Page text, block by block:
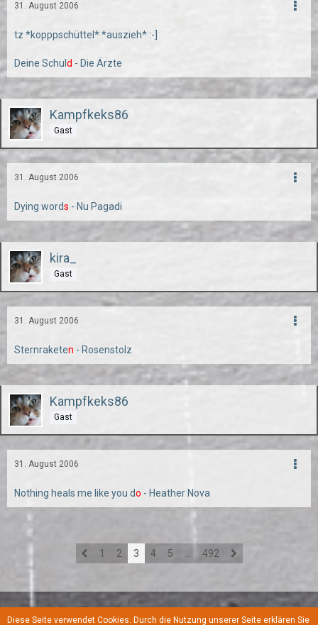
31. August 2006
tz *kopppschüttel* *auszieh* :-]
Deine Schul d - Die Ärzte
Kampfkeks86
Gast
31. August 2006
Dying words - Nu Pagadi
kira_
Gast
31. August 2006
Sternraketen - Rosenstolz
Kampfkeks86
Gast
31. August 2006
Nothing heals me like you do - Heather Nova
1 2 3 4 5 492
Diese Seite verwendet Cookies. Durch die Nutzung unserer Seite erklären Sie